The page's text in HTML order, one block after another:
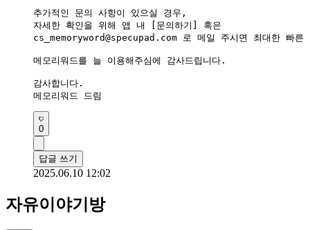
추가적인 문의 사항이 있으실 경우,
자세한 확인을 위해 앱 내 [문의하기] 혹은
cs_memoryword@specupad.com 로 메일 주시면 최대한 빠
메모리워드를 늘 이용해주심에 감사드립니다.
감사합니다.
메모리워드 드림
0
답글 쓰기
2025.06.10 12:02
자유이야기방